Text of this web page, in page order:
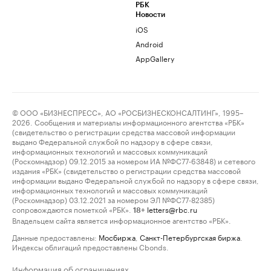
РБК
Новости
iOS
Android
AppGallery
© ООО «БИЗНЕСПРЕСС», АО «РОСБИЗНЕСКОНСАЛТИНГ», 1995–
2026. Сообщения и материалы информационного агентства «РБК»
(свидетельство о регистрации средства массовой информации
выдано Федеральной службой по надзору в сфере связи,
информационных технологий и массовых коммуникаций
(Роскомнадзор) 09.12.2015 за номером ИА №ФС77-63848) и сетевого
издания «РБК» (свидетельство о регистрации средства массовой
информации выдано Федеральной службой по надзору в сфере связи,
информационных технологий и массовых коммуникаций
(Роскомнадзор) 03.12.2021 за номером ЭЛ №ФС77-82385)
сопровождаются пометкой «РБК».
18+ letters@rbc.ru
Владельцем сайта является информационное агентство «РБК».
Данные предоставлены: Мосбиржа Санкт-Петербургская биржа
Индексы облигаций предоставлены Cbonds.